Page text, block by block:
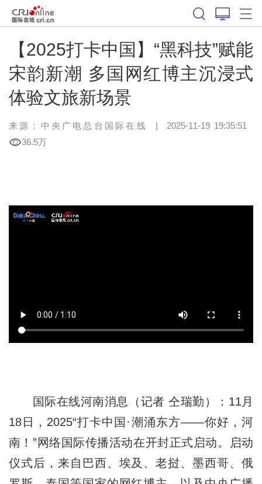
【2025打卡中国】“黑科技”赋能
宋韵新潮 多国网红博主沉浸式
体验文旅新场景
来源：中央广电总台国际在线 | 2025-11-19 19:35:51
36.5万
国际在线河南消息（记者 仝瑞勤）：11月
18日，2025“打卡中国·潮涌东方——你好，河
南！”网络国际传播活动在开封正式启动。启动
仪式后，来自巴西、埃及、老挝、墨西哥、俄